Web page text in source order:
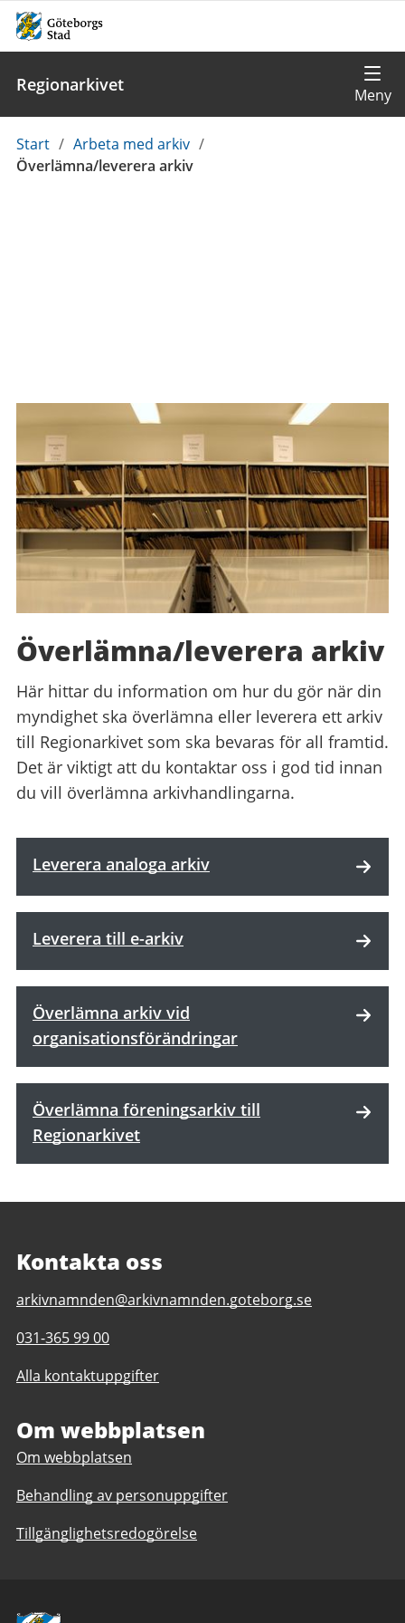
Regionarkivet
Du
är
Start / Arbeta med arkiv /
Överlämna/leverera arkiv
Överlämna/leverera arkiv
Här hittar du information om hur du gör när din
myndighet ska överlämna eller leverera ett arkiv
till Regionarkivet som ska bevaras för all framtid.
Det är viktigt att du kontaktar oss i god tid innan
du vill överlämna arkivhandlingarna.
Leverera analoga arkiv
Leverera till e-arkiv
Överlämna arkiv vid
organisationsförändringar
Överlämna föreningsarkiv till
Regionarkivet
Kontakta oss
E-
till
Regionarkivet
arkivnamnden@arkivnamnden.goteborg.se
Telefonnummer
Regionarkivet
031-365 99 00
Alla kontaktuppgifter
Om webbplatsen
Om webbplatsen
Behandling av personuppgifter
Tillgänglighetsredogörelse